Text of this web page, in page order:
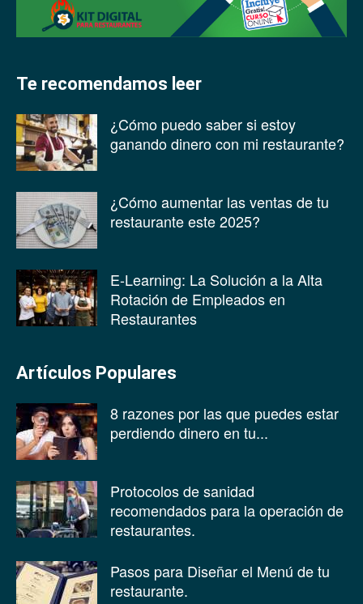
Te recomendamos leer
¿Cómo puedo saber si estoy
ganando dinero con mi restaurante?
¿Cómo aumentar las ventas de tu
restaurante este 2025?
E-Learning: La Solución a la Alta
Rotación de Empleados en
Restaurantes
Artículos Populares
8 razones por las que puedes estar
perdiendo dinero en tu...
Protocolos de sanidad
recomendados para la operación de
restaurantes.
Pasos para Diseñar el Menú de tu
restaurante.